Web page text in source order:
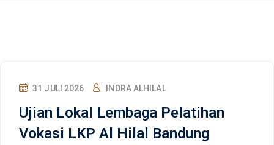
31 JULI 2026 INDRA ALHILAL
Ujian Lokal Lembaga Pelatihan
Vokasi LKP Al Hilal Bandung